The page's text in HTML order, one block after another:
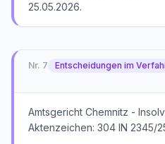
25.05.2026.
Nr. 7 Entscheidungen im
Amtsgericht Chemnitz -
Aktenzeichen: 304 IN 2345/